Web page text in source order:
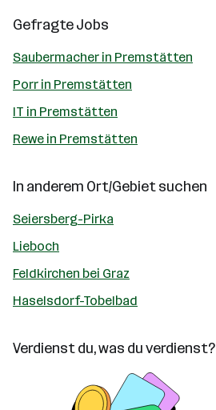
Gefragte Jobs
Saubermacher in Premstätten
Porr in Premstätten
IT in Premstätten
Rewe in Premstätten
In anderem Ort/Gebiet suchen
Seiersberg-Pirka
Lieboch
Feldkirchen bei Graz
Haselsdorf-Tobelbad
Verdienst du, was du verdienst?